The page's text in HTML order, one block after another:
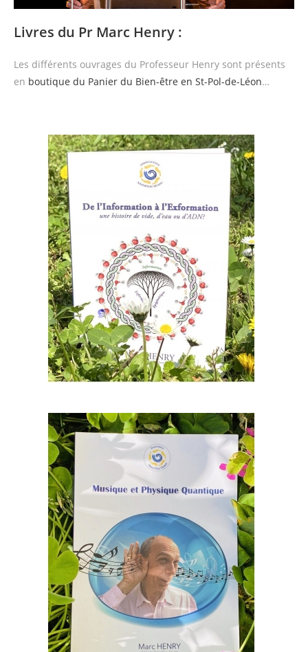
Livres du Pr Marc Henry :
Les différents ouvrages du Professeur Henry sont présents
en boutique du Panier du Bien-être en St-Pol-de-Léon…